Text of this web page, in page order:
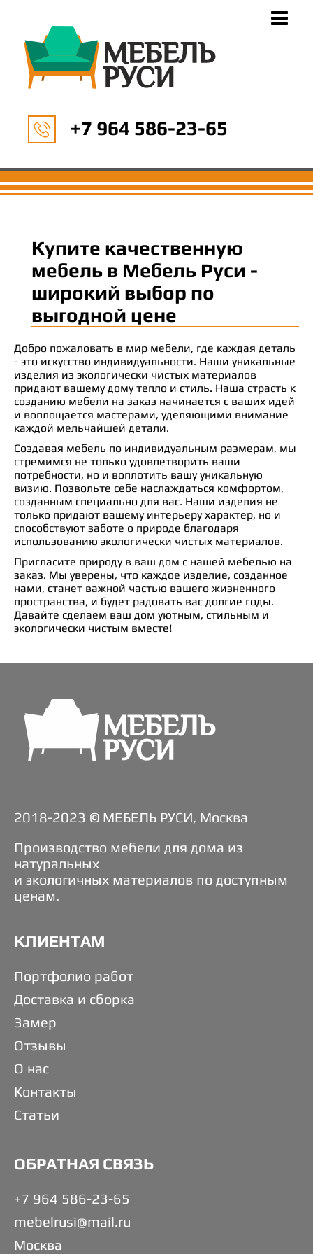
+7 964 586-23-65
Купите качественную
мебель в Мебель Руси -
широкий выбор по
выгодной цене
Добро пожаловать в мир мебели, где каждая деталь
- это искусство индивидуальности. Наши уникальные
изделия из экологически чистых материалов
придают вашему дому тепло и стиль. Наша страсть к
созданию мебели на заказ начинается с ваших идей
и воплощается мастерами, уделяющими внимание
каждой мельчайшей детали.
Создавая мебель по индивидуальным размерам, мы
стремимся не только удовлетворить ваши
потребности, но и воплотить вашу уникальную
визию. Позвольте себе наслаждаться комфортом,
созданным специально для вас. Наши изделия не
только придают вашему интерьеру характер, но и
способствуют заботе о природе благодаря
использованию экологически чистых материалов.
Пригласите природу в ваш дом с нашей мебелью на
заказ. Мы уверены, что каждое изделие, созданное
нами, станет важной частью вашего жизненного
пространства, и будет радовать вас долгие годы.
Давайте сделаем ваш дом уютным, стильным и
экологически чистым вместе!
2018-2023 © МЕБЕЛЬ РУСИ, Москва
Производство мебели для дома из
натуральных
и экологичных материалов по доступным
ценам.
КЛИЕНТАМ
Портфолио работ
Доставка и сборка
Замер
Отзывы
О нас
Контакты
Статьи
ОБРАТНАЯ СВЯЗЬ
+7 964 586-23-65
mebelrusi@mail.ru
Москва